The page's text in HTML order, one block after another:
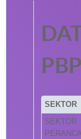
SEKTOR
SEKTOR